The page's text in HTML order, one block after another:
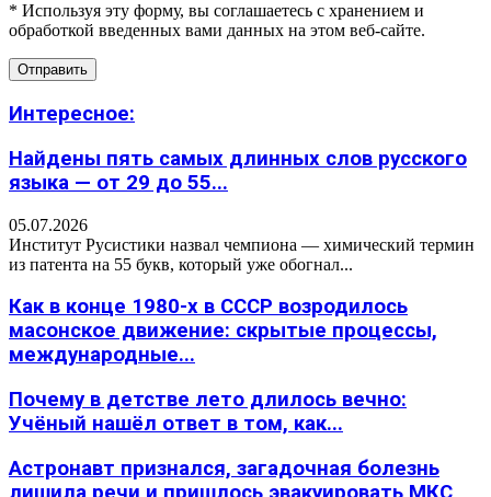
* Используя эту форму, вы соглашаетесь с хранением и
обработкой введенных вами данных на этом веб-сайте.
Интересное:
Найдены пять самых длинных слов русского
языка — от 29 до 55...
05.07.2026
Институт Русистики назвал чемпиона — химический термин
из патента на 55 букв, который уже обогнал...
Как в конце 1980-х в СССР возродилось
масонское движение: скрытые процессы,
международные...
Почему в детстве лето длилось вечно:
Учёный нашёл ответ в том, как...
Астронавт признался, загадочная болезнь